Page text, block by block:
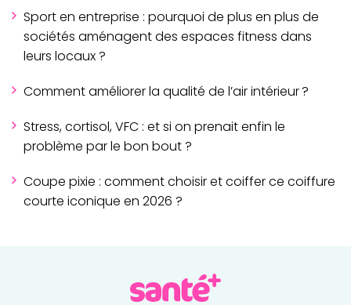
Sport en entreprise : pourquoi de plus en plus de
sociétés aménagent des espaces fitness dans
leurs locaux ?
Comment améliorer la qualité de l’air intérieur ?
Stress, cortisol, VFC : et si on prenait enfin le
problème par le bon bout ?
Coupe pixie : comment choisir et coiffer ce coiffure
courte iconique en 2026 ?